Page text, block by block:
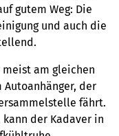
gutem Weg: Die
und auch die
am gleichen
Autoanhänger, der
fährt.
der Kadaver in